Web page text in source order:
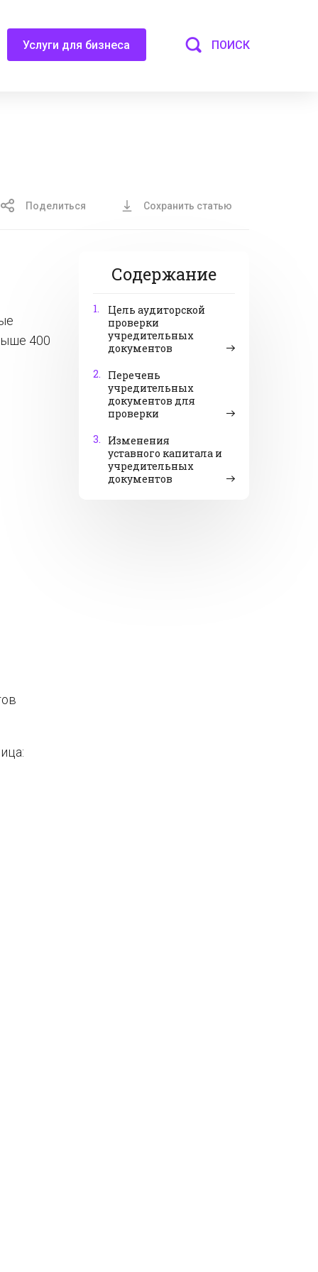
Услуги для бизнеса ПОИСК
Поделиться Сохранить статью
Содержание
1.
Цель аудиторской
проверки
учредительных
документов
2.
Перечень
учредительных
документов для
проверки
3.
Изменения
уставного капитала и
учредительных
документов
400